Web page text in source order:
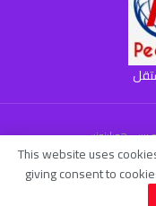
This website uses
giving consent to